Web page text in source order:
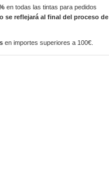
en todas las tintas para pedidos
se reflejará al final del proceso de
en importes superiores a 100€.